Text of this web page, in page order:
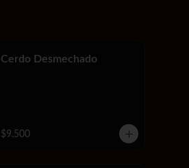
Cerdo Desmechado
$9.500